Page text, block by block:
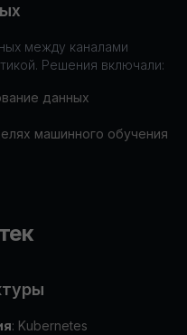
между каналами
Решения включали:
данных
машинного обучения
: Kubernetes